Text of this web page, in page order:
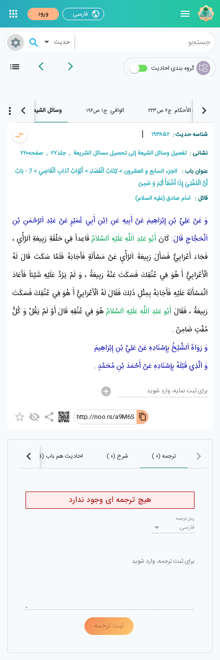
فارسی ورود
حدیث
گروه بندی احادیث
تهذيب الأحكام ج۶ ص۲۲۳ الوافي ج۱ ص۱۹۶ وسائل الشیعة ج۲۷ ص۲۲۰
شناسه حدیث : ۱۹۳۸۵۲ |
نشانی :تفصیل وسائل الشیعة إلی تحصیل مسائل الشریعة , جلد۲۷ , صفحه۲۲۰
عنوان باب : الجزء السابع و العشرون كِتَابُ اَلْقَضَاءِ أَبْوَابُ آدَابِ اَلْقَاضِي
7 - بَابُ
أَنَّ اَلْمُفْتِيَ إِذَا أَخْطَأَ أَثِمَ وَ ضَمِنَ
قائل : امام صادق (علیه السلام)
وَ عَنْعَلِيِّ بْنِ إِبْرَاهِيمَ عَنْأَبِيهِ عَنِ اِبْنِ أَبِي عُمَيْرٍعَنْ عَبْدِ اَلرَّحْمَنِ بْنِ
اَلْحَجَّاجِقَالَ: كَانَ أَبُو عَبْدِ اَللَّهِ عَلَيْهِ اَلسَّلاَمُقَاعِداً فِي حَلْقَةِ رَبِيعَةِ اَلرَّأْيِ ،
فَجَاءَ أَعْرَابِيٌّ فَسَأَلَ رَبِيعَةَ اَلرَّأْيِعَنْ مَسْأَلَةٍ فَأَجَابَهُ فَلَمَّا سَكَتَ قَالَ لَهُ
اَلْأَعْرَابِيُّ أَ هُوَ فِي عُنُقِكَ فَسَكَتَ عَنْهُ رَبِيعَةُ ، وَ لَمْ يَرُدَّ عَلَيْهِ شَيْئاً فَأَعَادَ
اَلْمَسْأَلَةَ عَلَيْهِ فَأَجَابَهُ بِمِثْلِ ذَلِكَ فَقَالَ لَهُ اَلْأَعْرَابِيُّ أَ هُوَ فِي عُنُقِكَ فَسَكَتَ
رَبِيعَةُ ، فَقَالَ أَبُو عَبْدِ اَللَّهِ عَلَيْهِ اَلسَّلاَمُ هُوَ فِي عُنُقِهِ قَالَ أَوْ لَمْ يَقُلْ وَ كُلُّ
مُفْتٍ ضَامِنٌ .
وَ رَوَاهُ اَلشَّيْخُ بِإِسْنَادِهِ عَنْعَلِيِّ بْنِ إِبْرَاهِيمَ
وَ اَلَّذِي قَبْلَهُ بِإِسْنَادِهِ عَنْأَحْمَدَ بْنِ مُحَمَّدٍ .
برای ثبت نمایه، وارد شوید
http://noo.rs/a9M6S
ترجمه (۰ ) شرح (۰ ) احادیث هم باب (۱۰۰۵)
هیچ ترجمه ای وجود ندارد
فارسی
زبان ترجمه
برای ثبت ترجمه، وارد شوید
ثبت ترجمه